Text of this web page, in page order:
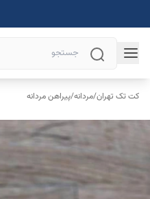
کت تک تهران/مردانه/پیراهن مردانه